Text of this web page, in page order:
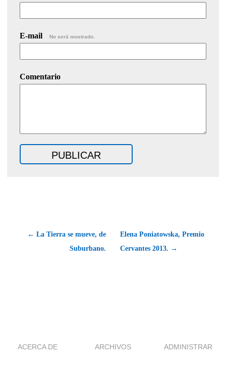
E-mail No será mostrado.
Comentario
← La Tierra se mueve, de
Suburbano.
Elena Poniatowska, Premio
Cervantes 2013. →
ACERCA DE ARCHIVOS ADMINISTRAR